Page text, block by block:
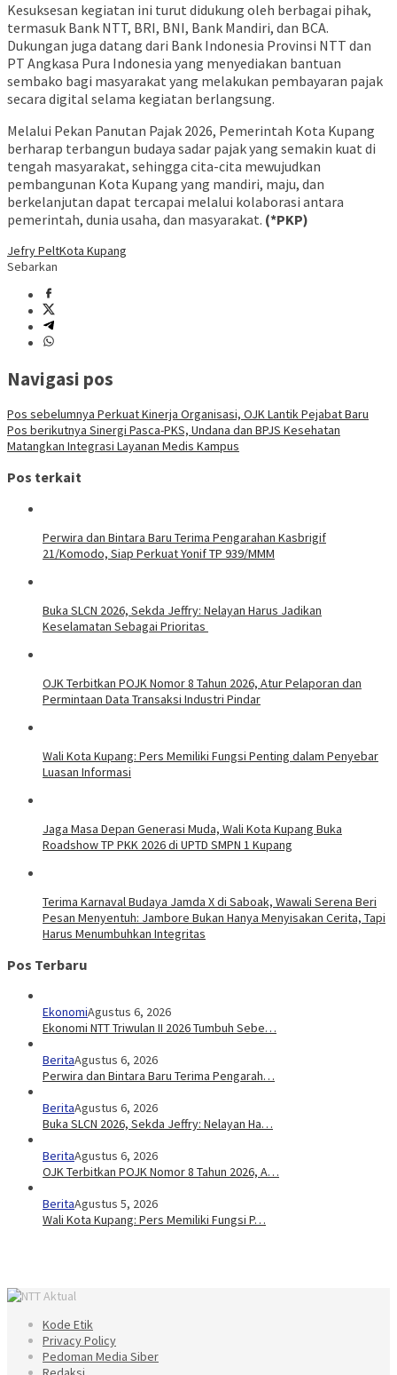
Kesuksesan kegiatan ini turut didukung oleh berbagai pihak,
termasuk Bank NTT, BRI, BNI, Bank Mandiri, dan BCA.
Dukungan juga datang dari Bank Indonesia Provinsi NTT dan
PT Angkasa Pura Indonesia yang menyediakan bantuan
sembako bagi masyarakat yang melakukan pembayaran pajak
secara digital selama kegiatan berlangsung.
Melalui Pekan Panutan Pajak 2026, Pemerintah Kota Kupang
berharap terbangun budaya sadar pajak yang semakin kuat di
tengah masyarakat, sehingga cita-cita mewujudkan
pembangunan Kota Kupang yang mandiri, maju, dan
berkelanjutan dapat tercapai melalui kolaborasi antara
pemerintah, dunia usaha, dan masyarakat. (*PKP)
Jefry PeltKota Kupang
Sebarkan
Navigasi pos
Pos sebelumnya Perkuat Kinerja Organisasi, OJK Lantik Pejabat Baru
Pos berikutnya Sinergi Pasca-PKS, Undana dan BPJS Kesehatan
Matangkan Integrasi Layanan Medis Kampus
Pos terkait
Perwira dan Bintara Baru Terima Pengarahan Kasbrigif
21/Komodo, Siap Perkuat Yonif TP 939/MMM
Buka SLCN 2026, Sekda Jeffry: Nelayan Harus Jadikan
Keselamatan Sebagai Prioritas
OJK Terbitkan POJK Nomor 8 Tahun 2026, Atur Pelaporan dan
Permintaan Data Transaksi Industri Pindar
Wali Kota Kupang: Pers Memiliki Fungsi Penting dalam Penyebar
Luasan Informasi
Jaga Masa Depan Generasi Muda, Wali Kota Kupang Buka
Roadshow TP PKK 2026 di UPTD SMPN 1 Kupang
Terima Karnaval Budaya Jamda X di Saboak, Wawali Serena Beri
Pesan Menyentuh: Jambore Bukan Hanya Menyisakan Cerita, Tapi
Harus Menumbuhkan Integritas
Pos Terbaru
EkonomiAgustus 6, 2026
Ekonomi NTT Triwulan II 2026 Tumbuh Sebe…
BeritaAgustus 6, 2026
Perwira dan Bintara Baru Terima Pengarah…
BeritaAgustus 6, 2026
Buka SLCN 2026, Sekda Jeffry: Nelayan Ha…
BeritaAgustus 6, 2026
OJK Terbitkan POJK Nomor 8 Tahun 2026, A…
BeritaAgustus 5, 2026
Wali Kota Kupang: Pers Memiliki Fungsi P…
Kode Etik
Privacy Policy
Pedoman Media Siber